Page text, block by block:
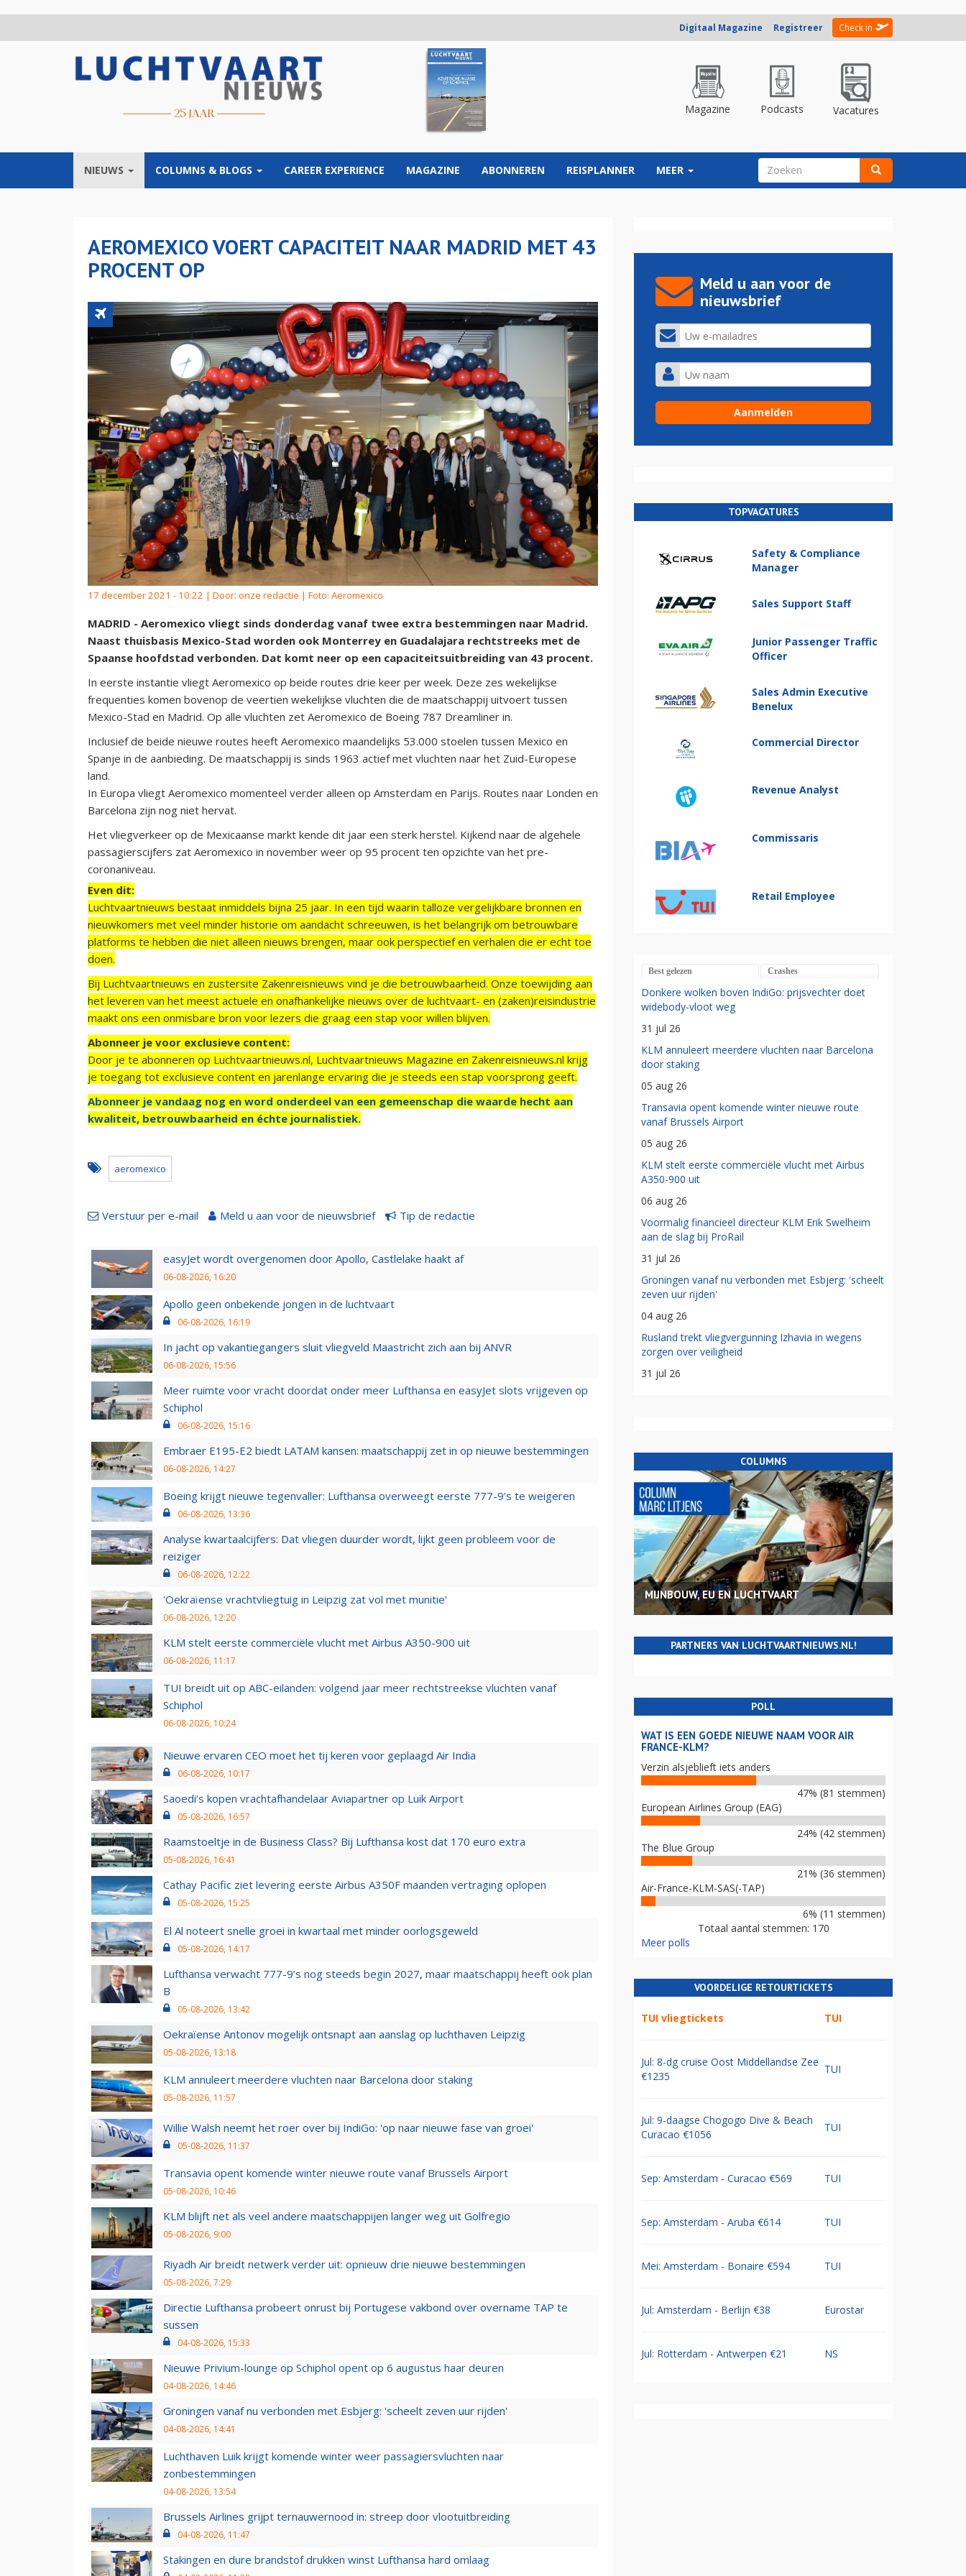
Digitaal Magazine Registreer Check in
Magazine Podcasts Vacatures
NIEUWS COLUMNS & BLOGS CAREER EXPERIENCE MAGAZINE ABONNEREN REISPLANNER MEER ZOEKVELD
AEROMEXICO VOERT CAPACITEIT NAAR MADRID MET 43
PROCENT OP
17 december 2021 - 10:22 | Door: onze redactie | Foto: Aeromexico
MADRID - Aeromexico vliegt sinds donderdag vanaf twee extra bestemmingen naar Madrid.
Naast thuisbasis Mexico-Stad worden ook Monterrey en Guadalajara rechtstreeks met de
Spaanse hoofdstad verbonden. Dat komt neer op een capaciteitsuitbreiding van 43 procent.
In eerste instantie vliegt Aeromexico op beide routes drie keer per week. Deze zes wekelijkse
frequenties komen bovenop de veertien wekelijkse vluchten die de maatschappij uitvoert tussen
Mexico-Stad en Madrid. Op alle vluchten zet Aeromexico de Boeing 787 Dreamliner in.
Inclusief de beide nieuwe routes heeft Aeromexico maandelijks 53.000 stoelen tussen Mexico en
Spanje in de aanbieding. De maatschappij is sinds 1963 actief met vluchten naar het Zuid-Europese
land.
In Europa vliegt Aeromexico momenteel verder alleen op Amsterdam en Parijs. Routes naar Londen en
Barcelona zijn nog niet hervat.
Het vliegverkeer op de Mexicaanse markt kende dit jaar een sterk herstel. Kijkend naar de algehele
passagierscijfers zat Aeromexico in november weer op 95 procent ten opzichte van het pre-
coronaniveau.
Even dit:
Luchtvaartnieuws bestaat inmiddels bijna 25 jaar. In een tijd waarin talloze vergelijkbare bronnen en
nieuwkomers met veel minder historie om aandacht schreeuwen, is het belangrijk om betrouwbare
platforms te hebben die niet alleen nieuws brengen, maar ook perspectief en verhalen die er echt toe
doen.
Bij Luchtvaartnieuws en zustersite Zakenreisnieuws vind je die betrouwbaarheid. Onze toewijding aan
het leveren van het meest actuele en onafhankelijke nieuws over de luchtvaart- en (zaken)reisindustrie
maakt ons een onmisbare bron voor lezers die graag een stap voor willen blijven.
Abonneer je voor exclusieve content:
Door je te abonneren op Luchtvaartnieuws.nl, Luchtvaartnieuws Magazine en Zakenreisnieuws.nl krijg
je toegang tot exclusieve content en jarenlange ervaring die je steeds een stap voorsprong geeft.
Abonneer je vandaag nog en word onderdeel van een gemeenschap die waarde hecht aan
kwaliteit, betrouwbaarheid en échte journalistiek.
aeromexico
Verstuur per e-mail Meld u aan voor de nieuwsbrief Tip de redactie
easyJet wordt overgenomen door Apollo, Castlelake haakt af
06-08-2026, 16:20
Apollo geen onbekende jongen in de luchtvaart
06-08-2026, 16:19
In jacht op vakantiegangers sluit vliegveld Maastricht zich aan bij ANVR
06-08-2026, 15:56
Meer ruimte voor vracht doordat onder meer Lufthansa en easyJet slots vrijgeven op
Schiphol
06-08-2026, 15:16
Embraer E195-E2 biedt LATAM kansen: maatschappij zet in op nieuwe bestemmingen
06-08-2026, 14:27
Boeing krijgt nieuwe tegenvaller: Lufthansa overweegt eerste 777-9’s te weigeren
06-08-2026, 13:36
Analyse kwartaalcijfers: Dat vliegen duurder wordt, lijkt geen probleem voor de
reiziger
06-08-2026, 12:22
'Oekraïense vrachtvliegtuig in Leipzig zat vol met munitie'
06-08-2026, 12:20
KLM stelt eerste commerciële vlucht met Airbus A350-900 uit
06-08-2026, 11:17
TUI breidt uit op ABC-eilanden: volgend jaar meer rechtstreekse vluchten vanaf
Schiphol
06-08-2026, 10:24
Nieuwe ervaren CEO moet het tij keren voor geplaagd Air India
06-08-2026, 10:17
Saoedi’s kopen vrachtafhandelaar Aviapartner op Luik Airport
05-08-2026, 16:57
Raamstoeltje in de Business Class? Bij Lufthansa kost dat 170 euro extra
05-08-2026, 16:41
Cathay Pacific ziet levering eerste Airbus A350F maanden vertraging oplopen
05-08-2026, 15:25
El Al noteert snelle groei in kwartaal met minder oorlogsgeweld
05-08-2026, 14:17
Lufthansa verwacht 777-9’s nog steeds begin 2027, maar maatschappij heeft ook plan
B
05-08-2026, 13:42
Oekraïense Antonov mogelijk ontsnapt aan aanslag op luchthaven Leipzig
05-08-2026, 13:18
KLM annuleert meerdere vluchten naar Barcelona door staking
05-08-2026, 11:57
Willie Walsh neemt het roer over bij IndiGo: 'op naar nieuwe fase van groei'
05-08-2026, 11:37
Transavia opent komende winter nieuwe route vanaf Brussels Airport
05-08-2026, 10:46
KLM blijft net als veel andere maatschappijen langer weg uit Golfregio
05-08-2026, 9:00
Riyadh Air breidt netwerk verder uit: opnieuw drie nieuwe bestemmingen
05-08-2026, 7:29
Directie Lufthansa probeert onrust bij Portugese vakbond over overname TAP te
sussen
04-08-2026, 15:33
Nieuwe Privium-lounge op Schiphol opent op 6 augustus haar deuren
04-08-2026, 14:46
Groningen vanaf nu verbonden met Esbjerg: 'scheelt zeven uur rijden'
04-08-2026, 14:41
Luchthaven Luik krijgt komende winter weer passagiersvluchten naar
zonbestemmingen
04-08-2026, 13:54
Brussels Airlines grijpt ternauwernood in: streep door vlootuitbreiding
04-08-2026, 11:47
Stakingen en dure brandstof drukken winst Lufthansa hard omlaag
Meld u aan voor de
nieuwsbrief
TOPVACATURES
Safety & Compliance
Manager
Sales Support Staff
Junior Passenger Traffic
Officer
Sales Admin Executive
Benelux
Commercial Director
Revenue Analyst
Commissaris
Retail Employee
Best gelezen Crashes
Donkere wolken boven IndiGo: prijsvechter doet
widebody-vloot weg
31 jul 26
KLM annuleert meerdere vluchten naar Barcelona
door staking
05 aug 26
Transavia opent komende winter nieuwe route
vanaf Brussels Airport
05 aug 26
KLM stelt eerste commerciële vlucht met Airbus
A350-900 uit
06 aug 26
Voormalig financieel directeur KLM Erik Swelheim
aan de slag bij ProRail
31 jul 26
Groningen vanaf nu verbonden met Esbjerg: 'scheelt
zeven uur rijden'
04 aug 26
Rusland trekt vliegvergunning Izhavia in wegens
zorgen over veiligheid
31 jul 26
COLUMNS
MIJNBOUW, EU EN LUCHTVAART
PARTNERS VAN LUCHTVAARTNIEUWS.NL!
POLL
WAT IS EEN GOEDE NIEUWE NAAM VOOR AIR
FRANCE-KLM?
Verzin alsjeblieft iets anders
47% (81 stemmen)
European Airlines Group (EAG)
24% (42 stemmen)
The Blue Group
21% (36 stemmen)
Air-France-KLM-SAS(-TAP)
6% (11 stemmen)
Totaal aantal stemmen: 170
Meer polls
VOORDELIGE RETOURTICKETS
TUI vliegtickets TUI
Jul: 8-dg cruise Oost Middellandse Zee
€1235
TUI
Jul: 9-daagse Chogogo Dive & Beach
Curacao €1056
TUI
Sep: Amsterdam - Curacao €569 TUI
Sep: Amsterdam - Aruba €614 TUI
Mei: Amsterdam - Bonaire €594 TUI
Jul: Amsterdam - Berlijn €38 Eurostar
Jul: Rotterdam - Antwerpen €21 NS